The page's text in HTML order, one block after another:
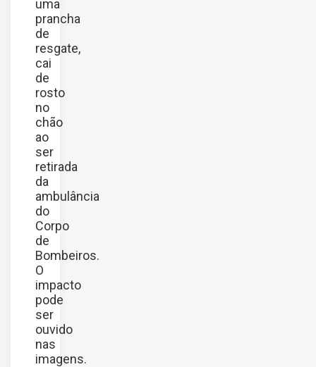
uma
prancha
de
resgate,
cai
de
rosto
no
chão
ao
ser
retirada
da
ambulância
do
Corpo
de
Bombeiros.
O
impacto
pode
ser
ouvido
nas
imagens.